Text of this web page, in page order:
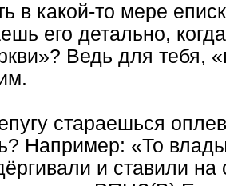
в какой-то мере
его детально,
Ведь для тебя,
стараешься
Например: «То
и ставили